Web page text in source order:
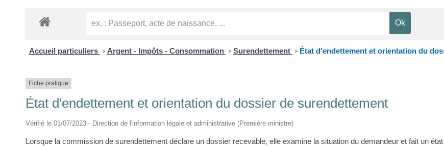
Accueil particuliers > Argent - Impôts - Consommation > Surendettement > État d'endettement et orientation du
Fiche pratique
État d'endettement et orientation du dossier de surendettement
Vérifié le 01/07/2023 - Direction de l'information légale et administrative (Première ministre)
Lorsque la commission de surendettement déclare un dossier recevable, elle examine la situation du demandeur et fait un